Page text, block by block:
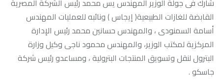
شارك فى جولة الوزير المهندس يس محمد رئيس الشركة المصرية
القابضة للغازات الطبيعية( إيجاس ) ونائبه للعمليات المهندس
أسامة السمنودى ، والمهندس حسانين محمد رئيس الإدارة
المركزية لمكتب الوزير، والمهندس محمود ناجى وكيل وزارة
البترول لنقل وتسويق المنتجات البترولية ، ومساعدو رئيس شركة
جاسكو .